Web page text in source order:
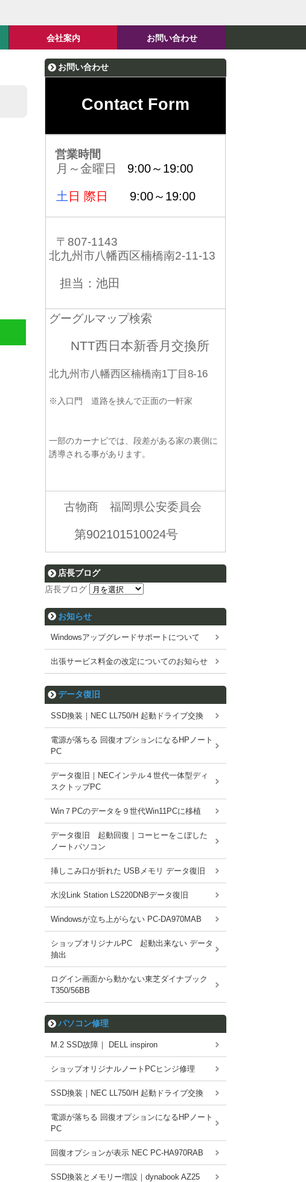
会社案内 お問い合わせ
お問い合わせ
Contact Form
営業時間
月～金曜日 9:00～19:00
土 日 際日 9:00～19:00
〒807-1143
北九州市八幡西区楠橋南2-11-13
担当：池田
グーグルマップ検索
NTT西日本新香月交換所
北九州市八幡西区楠橋南1丁目8-16
※入口門 道路を挟んで正面の一軒家
一部のカーナビでは、段差がある家の裏側に
誘導される事があります。
古物商 福岡県公安委員会
第902101510024号
店長ブログ
店長ブログ
お知らせ
Windowsアップグレードサポートについて
出張サービス料金の改定についてのお知らせ
データ復旧
SSD換装｜NEC LL750/H 起動ドライブ交換
電源が落ちる 回復オプションになるHPノート
PC
データ復旧｜NECインテル４世代一体型ディ
スクトップPC
Win７PCのデータを９世代Win11PCに移植
データ復旧 起動回復｜コーヒーをこぼした
ノートパソコン
挿しこみ口が折れた USBメモリ データ復旧
水没Link Station LS220DNBデータ復旧
Windowsが立ち上がらない PC-DA970MAB
ショップオリジナルPC 起動出来ない データ
抽出
ログイン画面から動かない東芝ダイナブック
T350/56BB
パソコン修理
M.2 SSD故障｜ DELL inspiron
ショップオリジナルノートPCヒンジ修理
SSD換装｜NEC LL750/H 起動ドライブ交換
電源が落ちる 回復オプションになるHPノート
PC
回復オプションが表示 NEC PC-HA970RAB
SSD換装とメモリー増設｜dynabook AZ25